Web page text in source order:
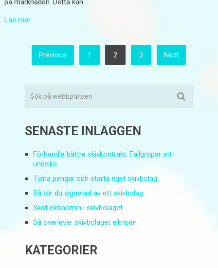
på marknaden. Detta kan …
Läs mer
SIDNUMRERING
Previous 1 2 3 Next
SENASTE INLÄGGEN
Förhandla bättre skivkontrakt: Fallgropar att
undvika
Tjäna pengar och starta eget skivbolag
Så blir du signerad av ett skivbolag
Sköt ekonomin i skivbolaget
Så överlever skivbolaget elkrisen
KATEGORIER